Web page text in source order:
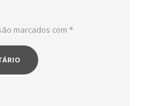
marcados com *